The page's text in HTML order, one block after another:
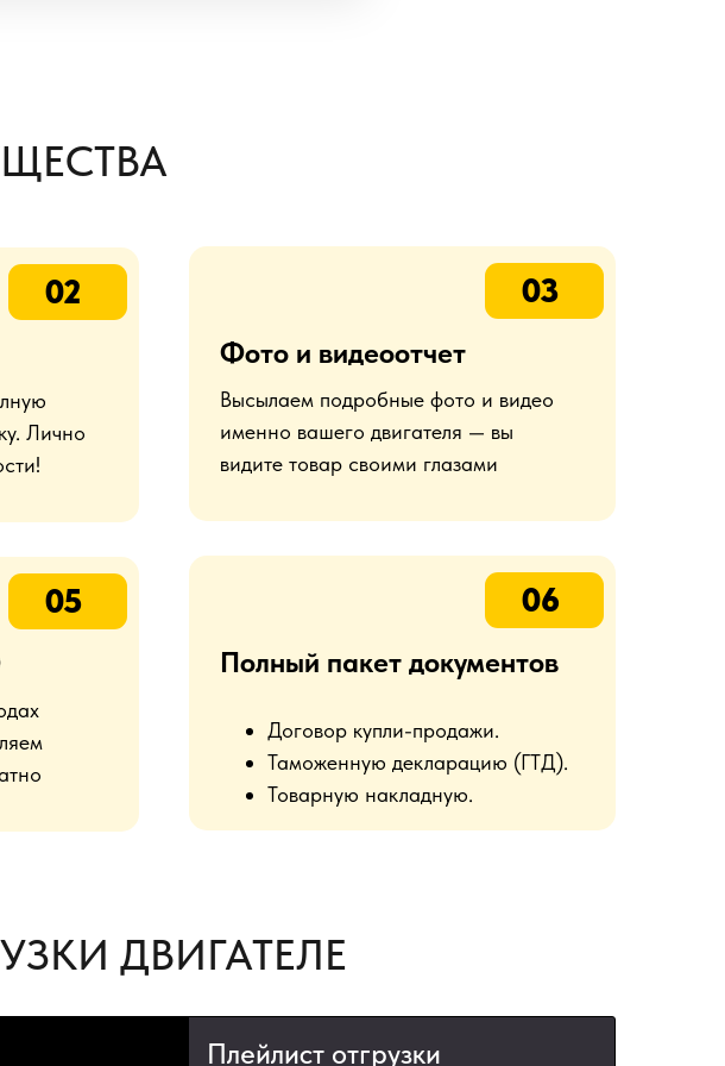
Лично
02
Высылаем подробные фото и видео
именно вашего двигателя — вы
видите товар своими глазами
Фото и видеоотчет
03
05
Договор купли-продажи.
Таможенную декларацию (ГТД).
Товарную накладную.
Полный пакет документов
06
ДВИГАТЕЛЕ
Плейлист отгрузки